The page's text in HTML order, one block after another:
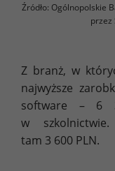
Źródło: Ogólnopolskie
przez
Z branż, w
najwyższe
software – 6
w
tam 3 600 PLN.